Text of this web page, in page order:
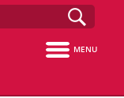
MENU